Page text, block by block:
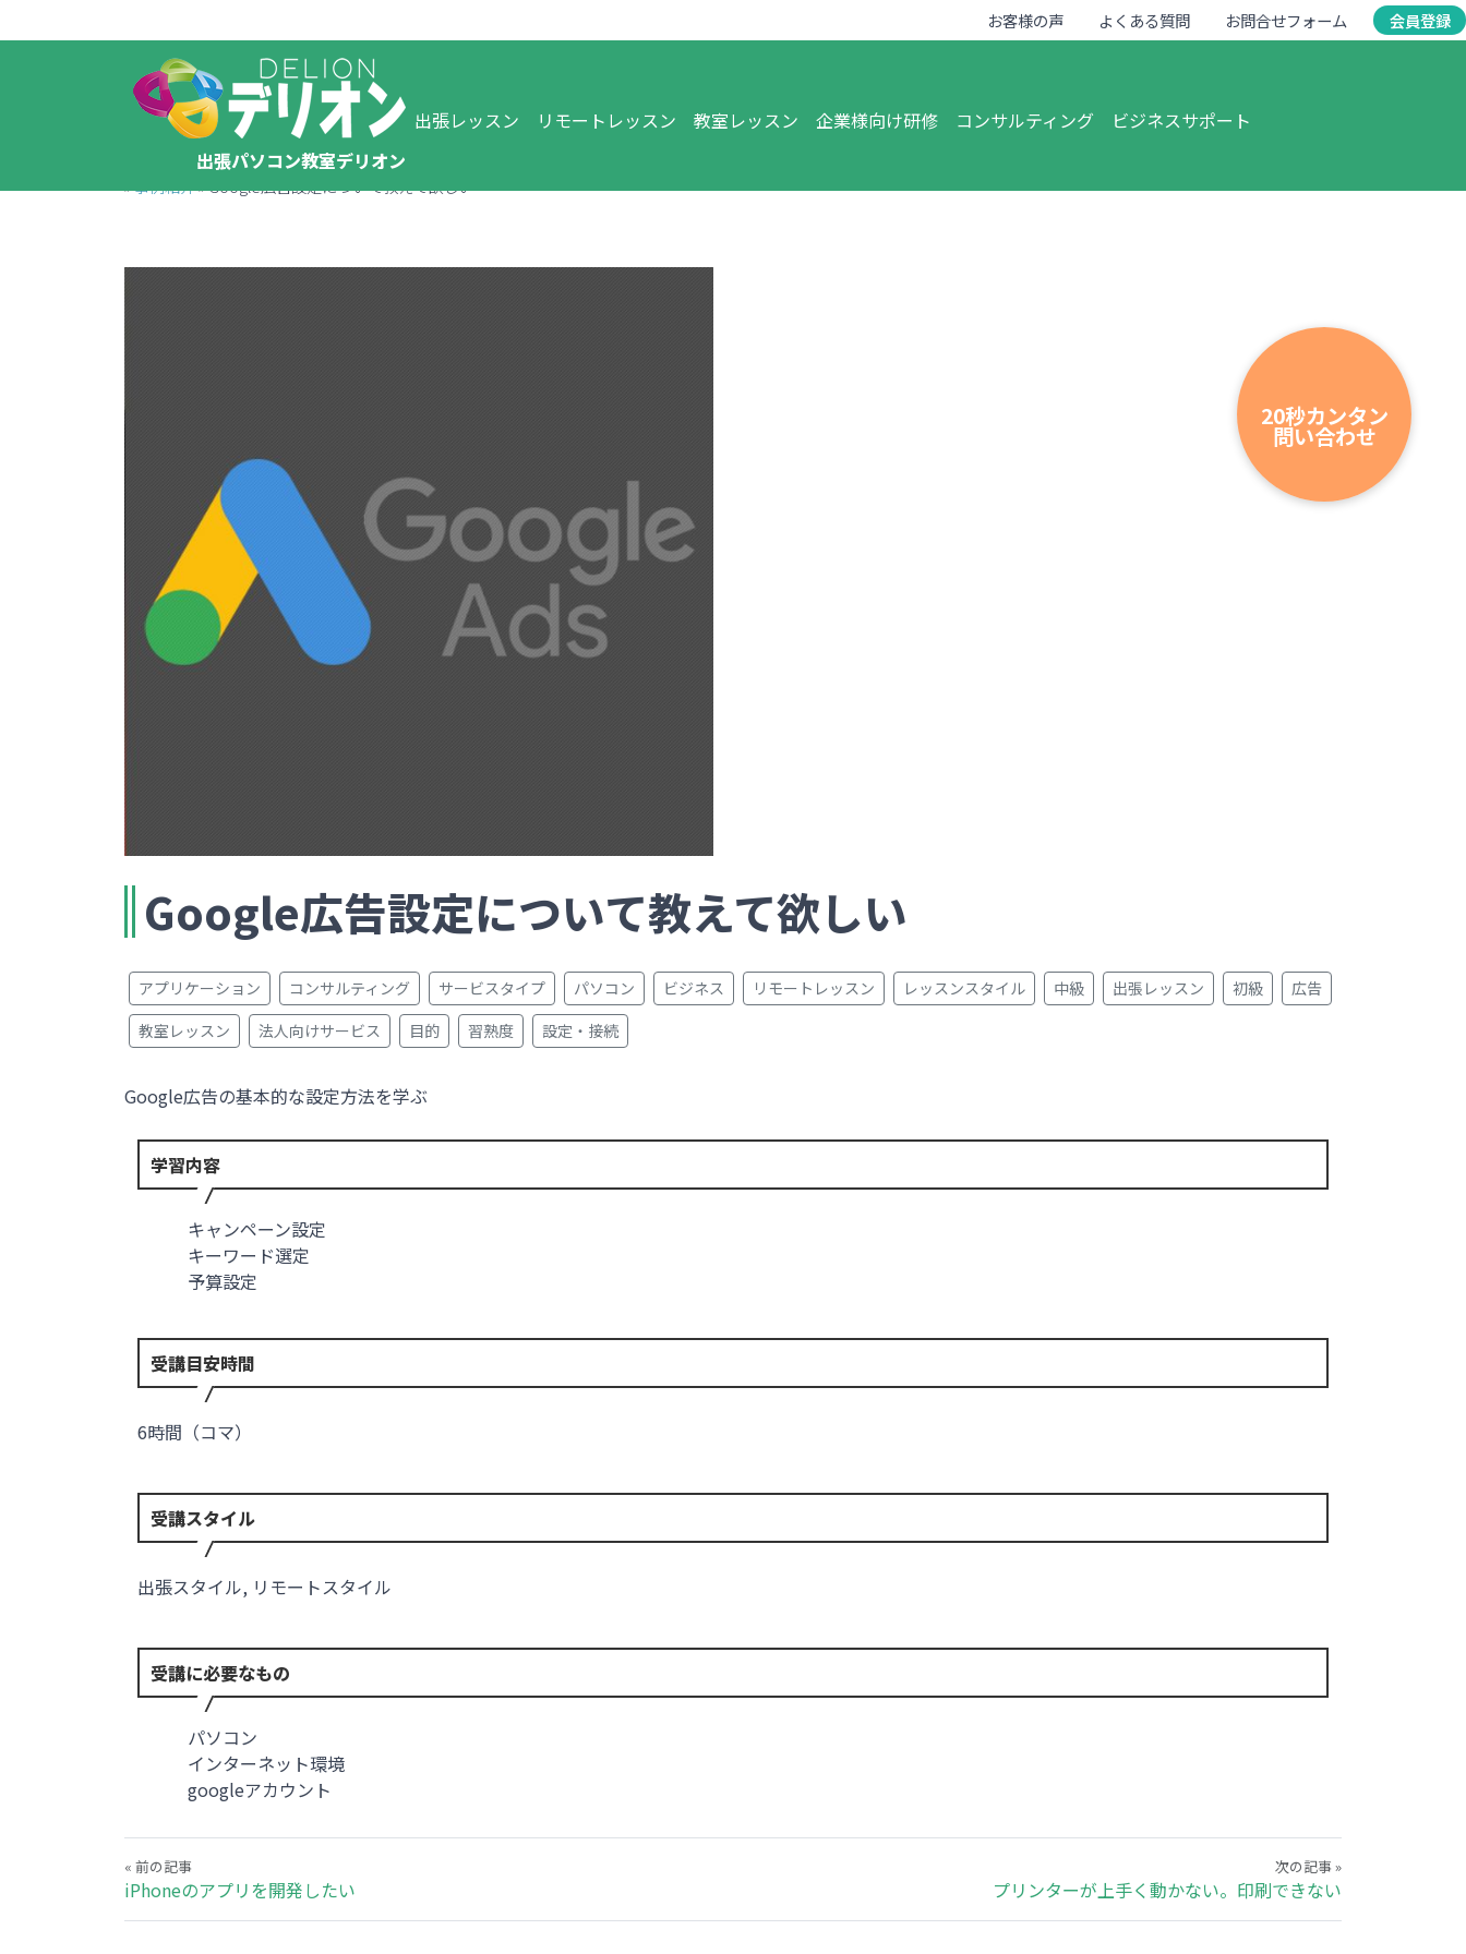
お客様の声 よくある質問 お問合せフォーム 会員登録
出張パソコン教室デリオン
出張レッスン リモートレッスン 教室レッスン 企業様向け研修 コンサルティング ビジネスサポート
»事例紹介»Google広告設定について教えて欲しい
Google広告設定について教えて欲しい
アプリケーション コンサルティング サービスタイプ パソコン ビジネス リモートレッスン レッスンスタイル 中級 出張レッスン 初級
広告
教室レッスン
法人向けサービス 目的 習熟度 設定・接続
Google広告の基本的な設定方法を学ぶ
学習内容
キャンペーン設定
キーワード選定
予算設定
受講目安時間
6時間（コマ）
受講スタイル
出張スタイル, リモートスタイル
受講に必要なもの
パソコン
インターネット環境
googleアカウント
« 前の記事
iPhoneのアプリを開発したい
次の記事 »
プリンターが上手く動かない。印刷できない
20秒カンタン
問い合わせ